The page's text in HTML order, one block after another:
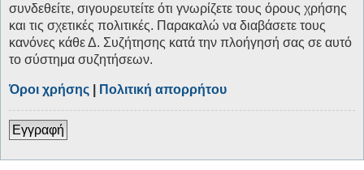
συνδεθείτε, σιγουρευτείτε ότι γνωρίζετε τους όρους χρήσης
και τις σχετικές πολιτικές. Παρακαλώ να διαβάσετε τους
κανόνες κάθε Δ. Συζήτησης κατά την πλοήγησή σας σε αυτό
το σύστημα συζητήσεων.
Όροι χρήσης Πολιτική απορρήτου
Εγγραφή